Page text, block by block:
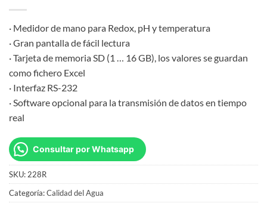
· Medidor de mano para Redox, pH y temperatura
· Gran pantalla de fácil lectura
· Tarjeta de memoria SD (1 … 16 GB), los valores se guardan
como fichero Excel
· Interfaz RS-232
· Software opcional para la transmisión de datos en tiempo
real
Consultar por Whatsapp
SKU: 228R
Categoría:Calidad del Agua